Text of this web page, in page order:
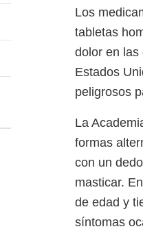
Los
tabletas
dolor en las
Estados
peligrosos
La
formas
con un
masticar.
de edad y
síntomas